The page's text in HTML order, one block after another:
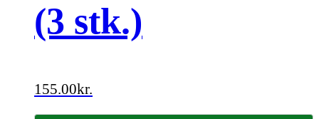
(3 stk.)
155.00kr.